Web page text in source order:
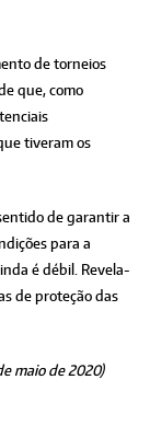
de torneios
que, como
tiveram os
de garantir a
para a
é débil. Revela-
de proteção das
maio de 2020)